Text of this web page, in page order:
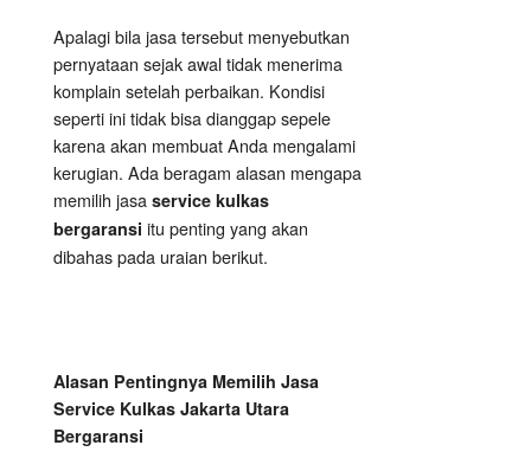
Apalagi bila jasa tersebut menyebutkan
pernyataan sejak awal tidak menerima
komplain setelah perbaikan. Kondisi
seperti ini tidak bisa dianggap sepele
karena akan membuat Anda mengalami
kerugian. Ada beragam alasan mengapa
memilih jasa service kulkas
bergaransi itu penting yang akan
dibahas pada uraian berikut.
Alasan Pentingnya Memilih Jasa
Service Kulkas Jakarta Utara
Bergaransi